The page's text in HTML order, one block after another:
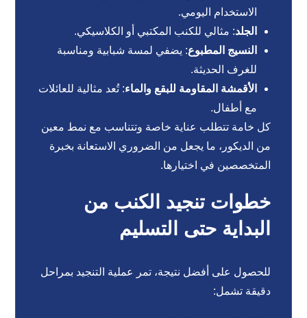
الاستخدام اليومي.
الجلد: مثالي للكنب المكتبي أو الكلاسيكي.
النسيج المطبوع: يضفي لمسة شبابية ومناسبة
للغرف الحديثة.
الأقمشة المقاومة للبقع والماء: تُعد مثالية للعائلات
مع أطفال.
كل خامة تتطلب عناية خاصة وتتناسب مع نمط معين
من الديكور، ما يجعل من الضروري الاستعانة بخبرة
المتخصصين في اختيارها.
خطوات تنجيد الكنب من
البداية حتى التسليم
للحصول على أفضل نتيجة، تمر عملية التنجيد بمراحل
دقيقة تشمل: